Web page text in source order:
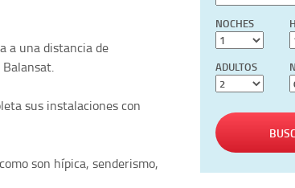
a una distancia de
sus instalaciones con
son hípica, senderismo,
NOCHES
ADULTOS